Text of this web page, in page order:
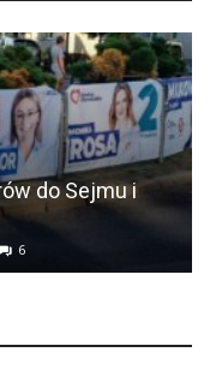
do Sejmu i
6